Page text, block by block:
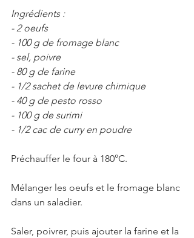
Ingrédients :
- 2 oeufs
- 100 g de fromage blanc
- sel, poivre
- 80 g de farine
- 1/2 sachet de levure chimique
- 40 g de pesto rosso
- 100 g de surimi
- 1/2 cac de curry en poudre
Préchauffer le four à 180°C.
Mélanger les oeufs et le fromage blanc
dans un saladier.
Saler, poivrer, puis ajouter la farine et la